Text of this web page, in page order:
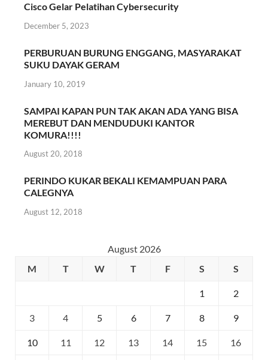
Cisco Gelar Pelatihan Cybersecurity
December 5, 2023
PERBURUAN BURUNG ENGGANG, MASYARAKAT
SUKU DAYAK GERAM
January 10, 2019
SAMPAI KAPAN PUN TAK AKAN ADA YANG BISA
MEREBUT DAN MENDUDUKI KANTOR
KOMURA!!!!
August 20, 2018
PERINDO KUKAR BEKALI KEMAMPUAN PARA
CALEGNYA
August 12, 2018
August 2026
M
T W T F S S
1 2
3 4 5 6 7 8 9
10 11 12 13 14 15 16